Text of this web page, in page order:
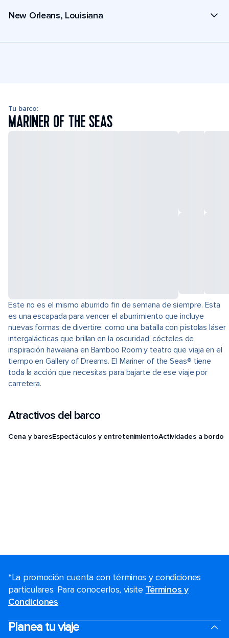
New Orleans, Louisiana
Tu barco:
MARINER OF THE SEAS
Este no es el mismo aburrido fin de semana de siempre. Esta
es una escapada para vencer el aburrimiento que incluye
nuevas formas de divertire: como una batalla con pistolas láser
intergalácticas que brillan en la oscuridad, cócteles de
inspiración hawaiana en Bamboo Room y teatro que viaja en el
tiempo en Gallery of Dreams. El Mariner of the Seas® tiene
toda la acción que necesitas para bajarte de ese viaje por
carretera.
Atractivos del barco
Cena y baresEspectáculos y entretenimientoActividades a bordo
*La promoción cuenta con términos y condiciones
particulares. Para conocerlos, visite Términos y
Condiciones.
Planea tu viaje